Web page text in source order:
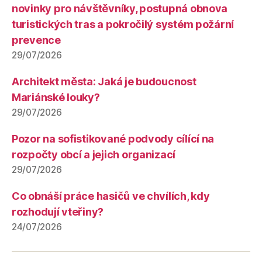
novinky pro návštěvníky, postupná obnova
turistických tras a pokročilý systém požární
prevence
29/07/2026
Architekt města: Jaká je budoucnost
Mariánské louky?
29/07/2026
Pozor na sofistikované podvody cílící na
rozpočty obcí a jejich organizací
29/07/2026
Co obnáší práce hasičů ve chvílích, kdy
rozhodují vteřiny?
24/07/2026